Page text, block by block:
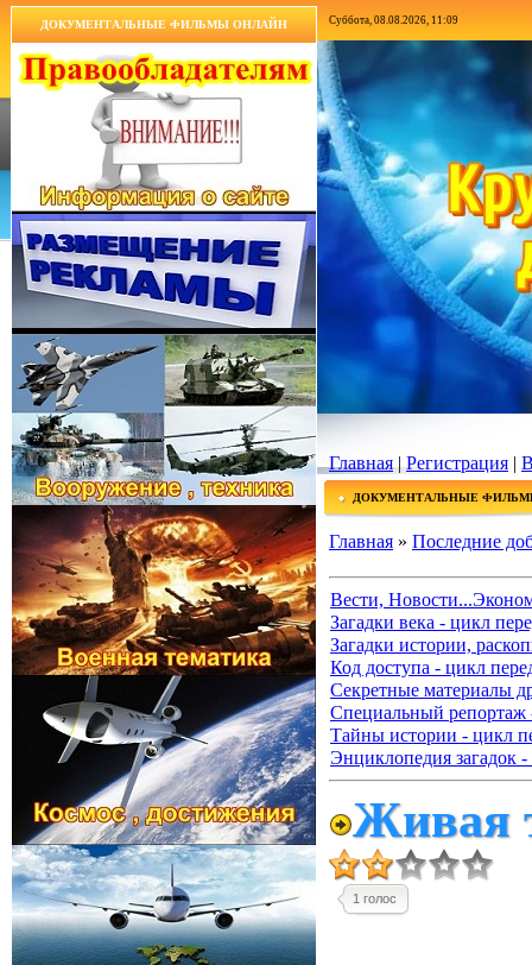
ДОКУМЕНТАЛЬНЫЕ ФИЛЬМЫ ОНЛАЙН Суббота, 08.08.2026, 11:09
Главная|Регистрация |
ДОКУМЕНТАЛЬНЫЕ
Главная » Последние
Вести,
Загадки века - цикл
Загадки истории,
Код доступа - цикл
Секретные материалы
Специальный репортаж
Тайны истории - цикл
Энциклопедия загадок -
Живая
1 голос